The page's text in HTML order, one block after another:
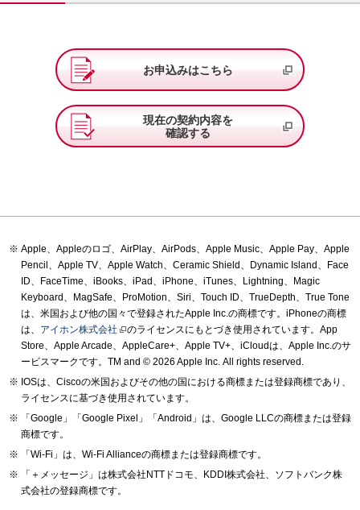
お申込みはこちら
現在の契約内容を
確認する
Apple、Appleのロゴ、AirPlay、AirPods、Apple Music、Apple Pay、Apple
Pencil、Apple TV、Apple Watch、Ceramic Shield、Dynamic Island、Face
ID、FaceTime、iBooks、iPad、iPhone、iTunes、Lightning、Magic
Keyboard、MagSafe、ProMotion、Siri、Touch ID、TrueDepth、True Tone
は、米国および他の国々で登録されたApple Inc.の商標です。iPhoneの商標
は、 アイホン株式会社
のライセンスにもとづき使用されています。App
Store、Apple Arcade、AppleCare+、Apple TV+、iCloudは、Apple Inc.のサ
ービスマークです。TM and © 2026 Apple Inc. All rights reserved.
IOSは、Ciscoの米国およびその他の国における商標または登録商標であり、
ライセンスに基づき使用されています。
「Google」「Google Pixel」「Android」は、Google LLCの商標または登録
商標です。
「Wi-Fi」は、Wi-Fi Allianceの商標または登録商標です。
「＋メッセージ」は株式会社NTTドコモ、KDDI株式会社、ソフトバンク株
式会社の登録商標です。